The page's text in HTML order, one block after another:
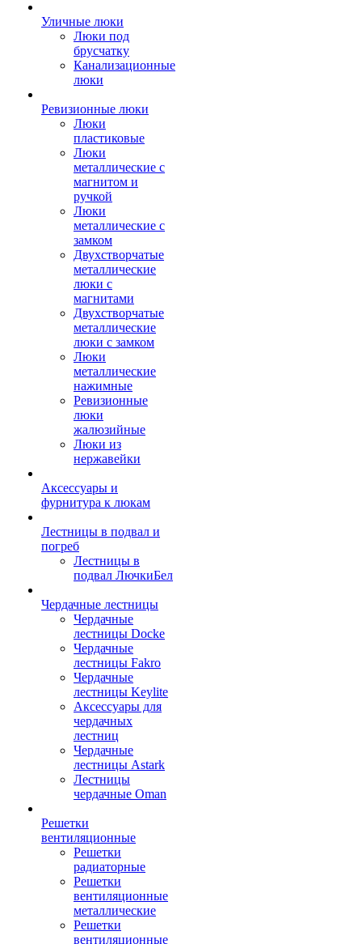
Уличные люки
Люки под
брусчатку
Канализационные
люки
Ревизионные люки
Люки
пластиковые
Люки
металлические с
магнитом и
ручкой
Люки
металлические с
замком
Двухстворчатые
металлические
люки с
магнитами
Двухстворчатые
металлические
люки с замком
Люки
металлические
нажимные
Ревизионные
люки
жалюзийные
Люки из
нержавейки
Аксессуары и
фурнитура к люкам
Лестницы в подвал и
погреб
Лестницы в
подвал ЛючкиБел
Чердачные лестницы
Чердачные
лестницы Docke
Чердачные
лестницы Fakro
Чердачные
лестницы Keylite
Аксессуары для
чердачных
лестниц
Чердачные
лестницы Astark
Лестницы
чердачные Oman
Решетки
вентиляционные
Решетки
радиаторные
Решетки
вентиляционные
металлические
Решетки
вентиляционные